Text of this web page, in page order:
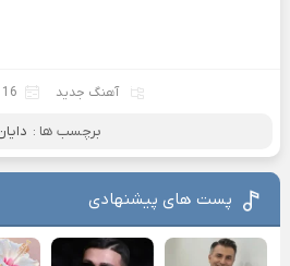
آهنگ جدید 16 می 2025
برچسب ها :
پست های پیشنهادی